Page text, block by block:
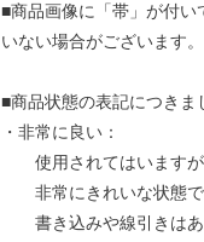
■商品画像に「帯」が付い
いない場合がございます。
■商品状態の表記につきま
・非常に良い：
使用されてはいますが
非常にきれいな状態で
書き込みや線引きはあ